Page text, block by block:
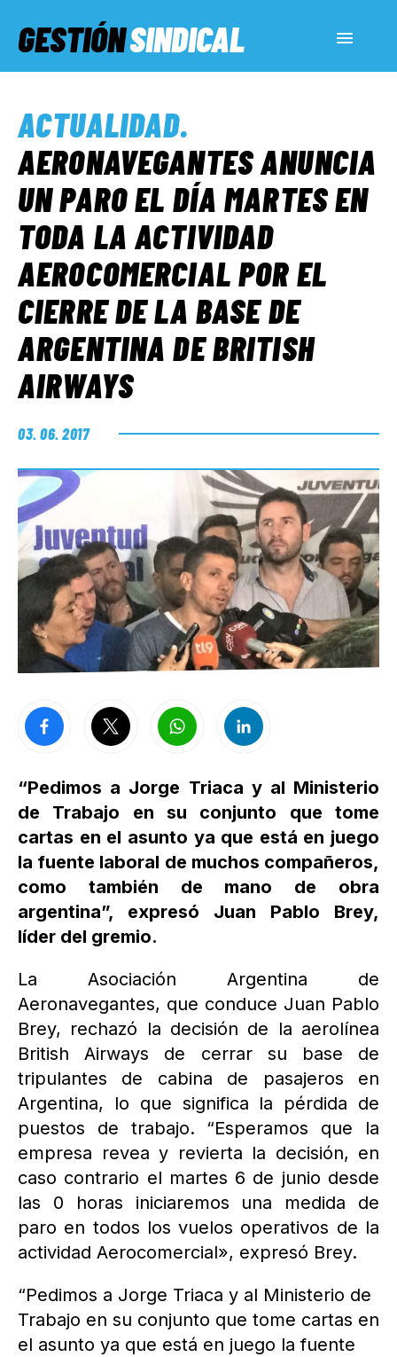
GESTIÓNSINDICAL
SERVICIOS SOCIALES
INFORMES ESPECIALES
FUERA DE MEGÁFONO
EL LADO «G»
ACTUALIDAD.
AERONAVEGANTES ANUNCIA
UN PARO EL DÍA MARTES EN
TODA LA ACTIVIDAD
AEROCOMERCIAL POR EL
CIERRE DE LA BASE DE
ARGENTINA DE BRITISH
AIRWAYS
03. 06. 2017
“Pedimos a Jorge Triaca y al Ministerio
de Trabajo en su conjunto que tome
cartas en el asunto ya que está en juego
la fuente laboral de muchos compañeros,
como también de mano de obra
argentina”, expresó Juan Pablo Brey,
líder del gremio.
La Asociación Argentina de
Aeronavegantes, que conduce Juan Pablo
Brey, rechazó la decisión de la aerolínea
British Airways de cerrar su base de
tripulantes de cabina de pasajeros en
Argentina, lo que significa la pérdida de
puestos de trabajo. “Esperamos que la
empresa revea y revierta la decisión, en
caso contrario el martes 6 de junio desde
las 0 horas iniciaremos una medida de
paro en todos los vuelos operativos de la
actividad Aerocomercial», expresó Brey.
“Pedimos a Jorge Triaca y al Ministerio de
Trabajo en su conjunto que tome cartas en
el asunto ya que está en juego la fuente